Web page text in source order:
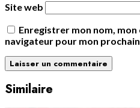
Site web
Enregistrer mon nom,
navigateur pour mon
Similaire